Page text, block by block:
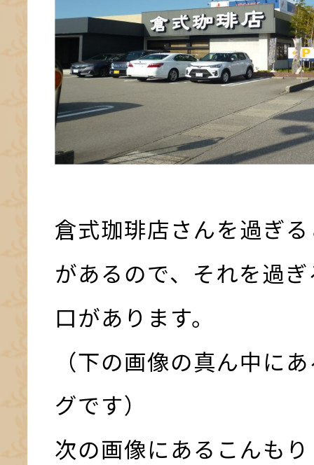
倉式珈琲店さんを過ぎ
があるので、それを過
口があります。
（下の画像の真ん中に
グです）
次の画像にあるこんも